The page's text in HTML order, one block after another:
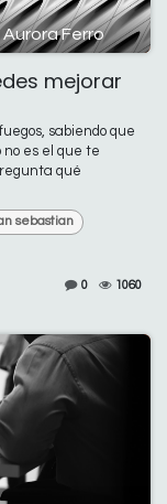
Ferro
mejorar
sabiendo que
es el que te
qué
sebastian
0 1060